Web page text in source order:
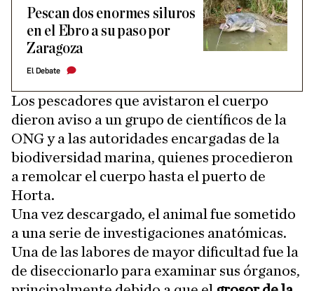
Pescan dos enormes siluros
en el Ebro a su paso por
Zaragoza
El Debate
Los pescadores que avistaron el cuerpo
dieron aviso a un grupo de científicos de la
ONG y a las autoridades encargadas de la
biodiversidad marina, quienes procedieron
a remolcar el cuerpo hasta el puerto de
Horta.
Una vez descargado, el animal fue sometido
a una serie de investigaciones anatómicas.
Una de las labores de mayor dificultad fue la
de diseccionarlo para examinar sus órganos,